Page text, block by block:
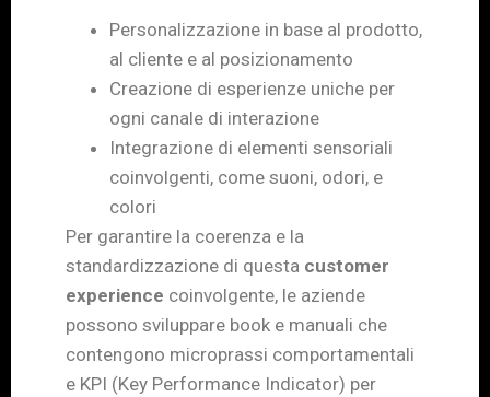
Personalizzazione in base al prodotto,
al cliente e al posizionamento
Creazione di esperienze uniche per
ogni canale di interazione
Integrazione di elementi sensoriali
coinvolgenti, come suoni, odori, e
colori
Per garantire la coerenza e la
standardizzazione di questa customer
experience coinvolgente, le aziende
possono sviluppare book e manuali che
contengono microprassi comportamentali
e KPI (Key Performance Indicator) per